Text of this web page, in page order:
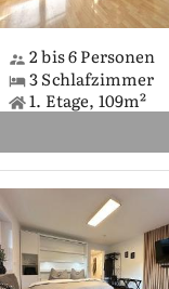
2 bis 6 Personen
3 Schlafzimmer
1. Etage, 109m²